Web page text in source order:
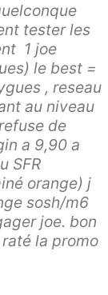
tester les
1 joe
le best =
, reseau
au niveau
de
a 9,90 a
SFR
orange) j
sosh/m6
joe. bon
la promo